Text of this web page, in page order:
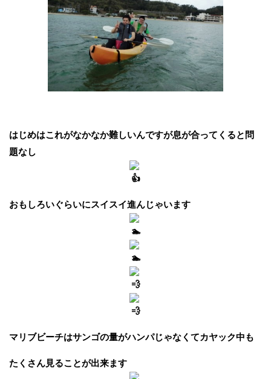
はじめはこれがなかなか難しいんですが息が合ってくると問
題なし
おもしろいぐらいにスイスイ進んじゃいます
マリブビーチはサンゴの量がハンパじゃなくてカヤック中も
たくさん見ることが出来ます